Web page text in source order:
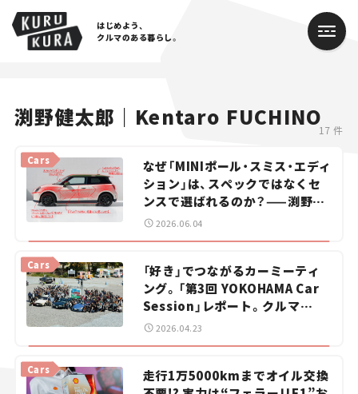
はじめよう、
クルマのある暮らし。
渕野健太郎｜Kentaro FUCHINO17 件
Cars
なぜ「MINIポール・スミス・エディ
ション」は、スペックではなくセ
ンスで選ばれるのか？——渕野健
太郎の「カーデザイン解説ラボ」
2026.06.04
Cars
「好き」でつながるカーミーティ
ング。「第3回 YOKOHAMA Car
Session」レポート。クルマ
は“自己表現”へ
2026.04.23
Cars
走行1万5000kmまでオイル交換
Lifestyle
Traffic
Special
Series
Campaign
スズキ ジムニー｜Suzuki Jimny
スズキ｜Suzuki